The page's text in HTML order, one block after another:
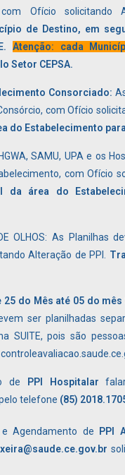
Ofício solicitando
de Destino, em
Atenção: cada
Setor CEPSA.
Consorciado:
com Ofício
do Estabelecimento para
SAMU, UPA e os
com Ofício
da área do
OLHOS: As Planilhas
Alteração de PPI.
25 do Mês até 05 do mês
ser planilhadas
SUITE, pois são
de PPI Hospitalar
telefone (85)
Agendamento de PPI